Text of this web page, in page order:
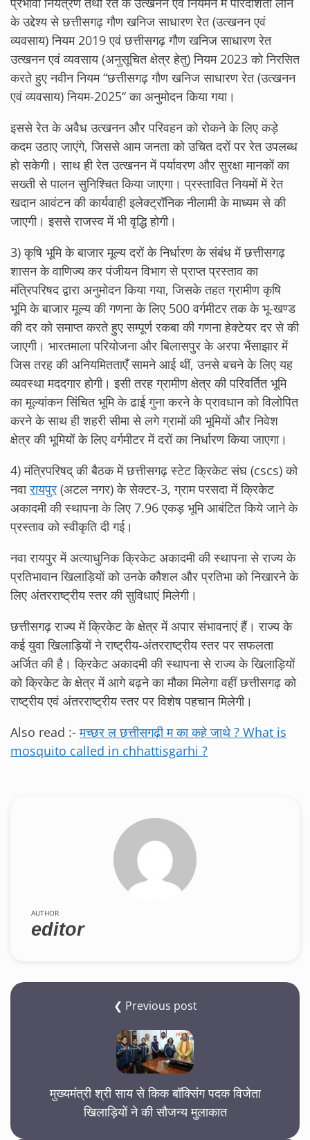
के उद्देश्य से छत्तीसगढ़ गौण खनिज साधारण रेत (उत्खनन एवं
व्यवसाय) नियम 2019 एवं छत्तीसगढ़ गौण खनिज साधारण रेत
उत्खनन एवं व्यवसाय (अनुसूचित क्षेत्र हेतु) नियम 2023 को निरसित
करते हुए नवीन नियम ‘‘छत्तीसगढ़ गौण खनिज साधारण रेत (उत्खनन
एवं व्यवसाय) नियम-2025‘‘ का अनुमोदन किया गया।
इससे रेत के अवैध उत्खनन और परिवहन को रोकने के लिए कड़े
कदम उठाए जाएंगे, जिससे आम जनता को उचित दरों पर रेत उपलब्ध
हो सकेगी। साथ ही रेत उत्खनन में पर्यावरण और सुरक्षा मानकों का
सख्ती से पालन सुनिश्चित किया जाएगा। प्रस्तावित नियमों में रेत
खदान आवंटन की कार्यवाही इलेक्ट्रॉनिक नीलामी के माध्यम से की
जाएगी। इससे राजस्व में भी वृद्धि होगी।
3) कृषि भूमि के बाजार मूल्य दरों के निर्धारण के संबंध में छत्तीसगढ़
शासन के वाणिज्य कर पंजीयन विभाग से प्राप्त प्रस्ताव का
मंत्रिपरिषद द्वारा अनुमोदन किया गया, जिसके तहत ग्रामीण कृषि
भूमि के बाजार मूल्य की गणना के लिए 500 वर्गमीटर तक के भू-खण्ड
की दर को समाप्त करते हुए सम्पूर्ण रकबा की गणना हेक्टेयर दर से की
जाएगी। भारतमाला परियोजना और बिलासपुर के अरपा भैंसाझार में
जिस तरह की अनियमितताएँ सामने आई थीं, उनसे बचने के लिए यह
व्यवस्था मददगार होगी। इसी तरह ग्रामीण क्षेत्र की परिवर्तित भूमि
का मूल्यांकन सिंचित भूमि के ढाई गुना करने के प्रावधान को विलोपित
करने के साथ ही शहरी सीमा से लगे ग्रामों की भूमियों और निवेश
क्षेत्र की भूमियों के लिए वर्गमीटर में दरों का निर्धारण किया जाएगा।
4) मंत्रिपरिषद् की बैठक में छत्तीसगढ़ स्टेट क्रिकेट संघ (cscs) को
नवारायपुर (अटल नगर) के सेक्टर-3, ग्राम परसदा में क्रिकेट
अकादमी की स्थापना के लिए 7.96 एकड़ भूमि आबंटित किये जाने के
प्रस्ताव को स्वीकृति दी गई।
नवा रायपुर में अत्याधुनिक क्रिकेट अकादमी की स्थापना से राज्य के
प्रतिभावान खिलाड़ियों को उनके कौशल और प्रतिभा को निखारने के
लिए अंतरराष्ट्रीय स्तर की सुविधाएं मिलेगी।
छत्तीसगढ़ राज्य में क्रिकेट के क्षेत्र में अपार संभावनाएं हैं। राज्य के
कई युवा खिलाड़ियों ने राष्ट्रीय-अंतरराष्ट्रीय स्तर पर सफलता
अर्जित की है। क्रिकेट अकादमी की स्थापना से राज्य के खिलाड़ियों
को क्रिकेट के क्षेत्र में आगे बढ़ने का मौका मिलेगा वहीं छत्तीसगढ़ को
राष्ट्रीय एवं अंतरराष्ट्रीय स्तर पर विशेष पहचान मिलेगी।
Also read :-मच्छर ल छत्तीसगढ़ी म का कहे जाथे ? What is
mosquito called in chhattisgarhi ?
AUTHOR
editor
❮ Previous post
मुख्यमंत्री श्री साय से किक बॉक्सिंग पदक विजेता
खिलाड़ियों ने की सौजन्य मुलाकात